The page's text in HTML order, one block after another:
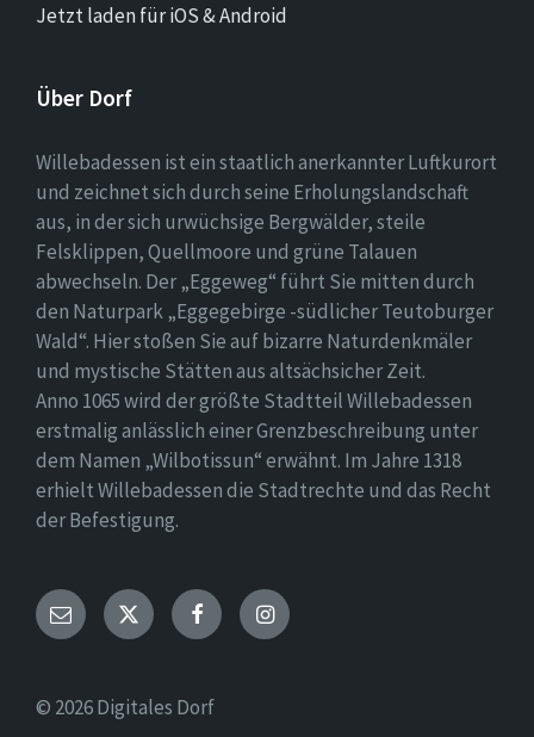
Jetzt laden für iOS & Android
Über Dorf
Willebadessen ist ein staatlich anerkannter Luftkurort
und zeichnet sich durch seine Erholungslandschaft
aus, in der sich urwüchsige Bergwälder, steile
Felsklippen, Quellmoore und grüne Talauen
abwechseln. Der „Eggeweg“ führt Sie mitten durch
den Naturpark „Eggegebirge -südlicher Teutoburger
Wald“. Hier stoßen Sie auf bizarre Naturdenkmäler
und mystische Stätten aus altsächsicher Zeit.
Anno 1065 wird der größte Stadtteil Willebadessen
erstmalig anlässlich einer Grenzbeschreibung unter
dem Namen „Wilbotissun“ erwähnt. Im Jahre 1318
erhielt Willebadessen die Stadtrechte und das Recht
der Befestigung.
Email TwitterFacebookInstagram
© 2026 Digitales Dorf